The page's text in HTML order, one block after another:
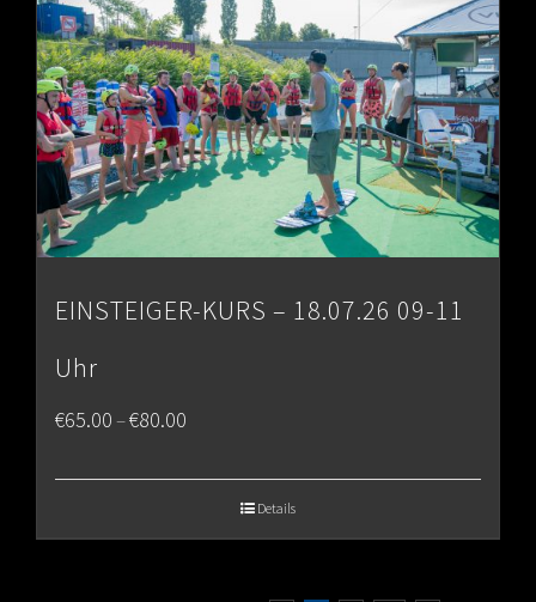
EINSTEIGER-KURS – 18.07.26 09-11
Uhr
€65.00–€80.00
Details